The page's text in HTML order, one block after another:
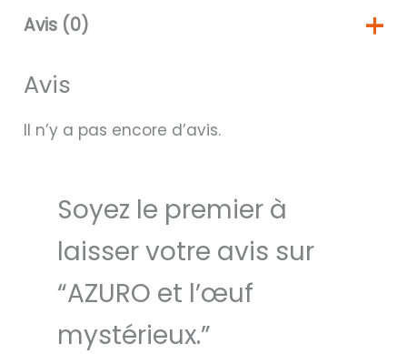
Avis (0)
Avis
Il n’y a pas encore d’avis.
Soyez le premier à
laisser votre avis sur
“AZURO et l’œuf
mystérieux.”